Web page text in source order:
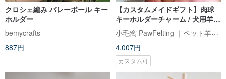
クロシェ編み バレーボール キー
ホルダー
bemycrafts
887円
【カスタムメイドギフト】肉球
キーホルダーチャーム / 犬用羊毛
フェルト / 猫用
小毛窩 PawFelting ｜ペット羊毛フェルト手作り
4,007円
カスタム可